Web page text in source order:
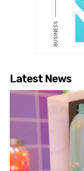
Latest News